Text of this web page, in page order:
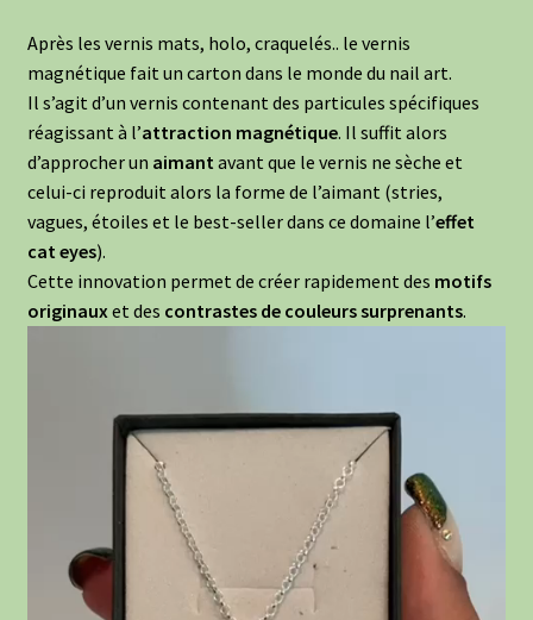
Après les vernis mats, holo, craquelés.. le vernis
magnétique fait un carton dans le monde du nail art.
Il s’agit d’un vernis contenant des particules spécifiques
réagissant à l’attraction magnétique. Il suffit alors
d’approcher un aimantavant que le vernis ne sèche et
celui-ci reproduit alors la forme de l’aimant (stries,
vagues, étoiles et le best-seller dans ce domaine l’effet
cat eyes).
Cette innovation permet de créer rapidement des motifs
originauxet des contrastes de couleurs surprenants.